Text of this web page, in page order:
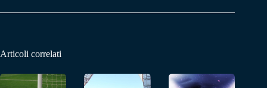
Articoli correlati